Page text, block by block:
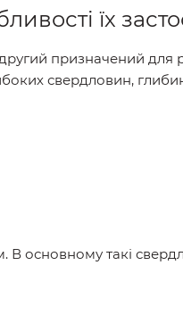
їх
призначений для
свердловин,
основному такі